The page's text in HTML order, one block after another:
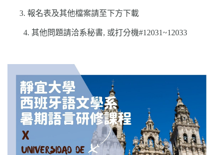
3. 報名表及其他檔案請至下方下載
4. 其他問題請洽系秘書, 或打分機#12031~12033